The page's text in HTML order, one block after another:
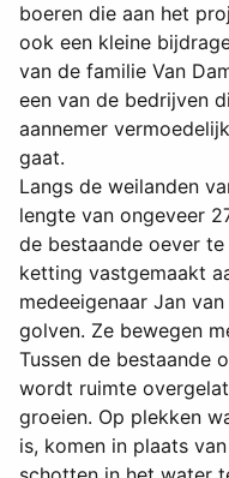
boeren die aan het
ook een kleine
van de familie Van
een van de bedrijven
aannemer
gaat.
Langs de weilanden
lengte van ongeveer
de bestaande oever
ketting vastgemaakt
medeeigenaar Jan
golven. Ze bewegen
Tussen de bestaande
wordt ruimte
groeien. Op plekken
is, komen in plaats